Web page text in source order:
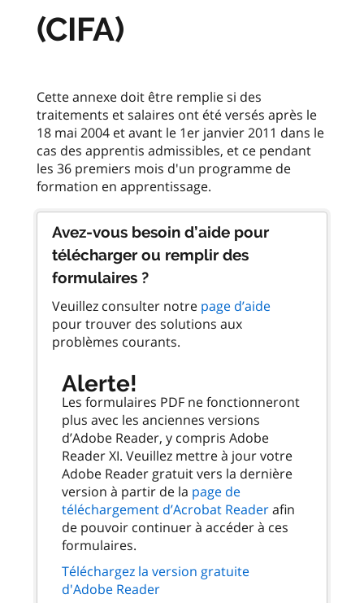
(CIFA)
Cette annexe doit être remplie si des
traitements et salaires ont été versés après le
18 mai 2004 et avant le 1er janvier 2011 dans le
cas des apprentis admissibles, et ce pendant
les 36 premiers mois d'un programme de
Avez-vous besoin d’aide pour
télécharger ou remplir des
formulaires ?
Veuillez consulter notre page d’aide
pour trouver des solutions aux
problèmes courants.
Alerte!
Les formulaires PDF ne fonctionneront
plus avec les anciennes versions
d’Adobe Reader, y compris Adobe
Reader XI. Veuillez mettre à jour votre
Adobe Reader gratuit vers la dernière
version à partir de la page de
téléchargement d’Acrobat Readerafin
de pouvoir continuer à accéder à ces
formulaires.
Téléchargez la version gratuite
d'Adobe Reader